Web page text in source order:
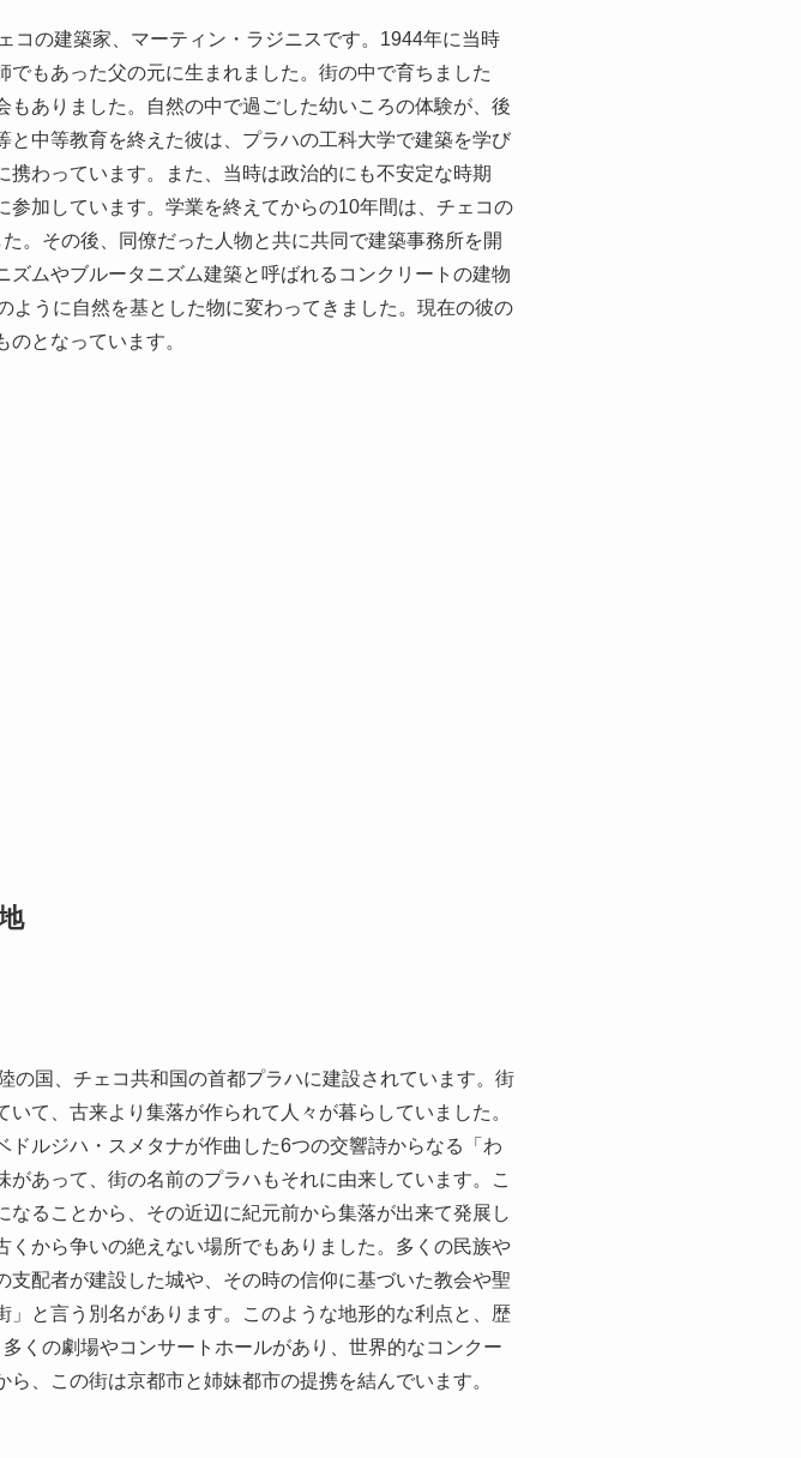
コの建築家、マーティン・ラジニスです。1944年に当時
もあった父の元に生まれました。街の中で育ちました
ありました。自然の中で過ごした幼いころの体験が、後
中等教育を終えた彼は、プラハの工科大学で建築を学び
わっています。また、当時は政治的にも不安定な時期
加しています。学業を終えてからの10年間は、チェコの
。その後、同僚だった人物と共に共同で建築事務所を開
ムやブルータニズム建築と呼ばれるコンクリートの建物
ように自然を基とした物に変わってきました。現在の彼の
となっています。
の国、チェコ共和国の首都プラハに建設されています。街
て、古来より集落が作られて人々が暮らしていました。
ルジハ・スメタナが作曲した6つの交響詩からなる「わ
あって、街の名前のプラハもそれに由来しています。こ
ることから、その近辺に紀元前から集落が出来て発展し
から争いの絶えない場所でもありました。多くの民族や
配者が建設した城や、その時の信仰に基づいた教会や聖
と言う別名があります。このような地形的な利点と、歴
くの劇場やコンサートホールがあり、世界的なコンクー
、この街は京都市と姉妹都市の提携を結んでいます。